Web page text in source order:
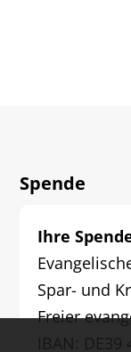
Spende
Ihre
Spar- und
Freier
IBAN: DE39